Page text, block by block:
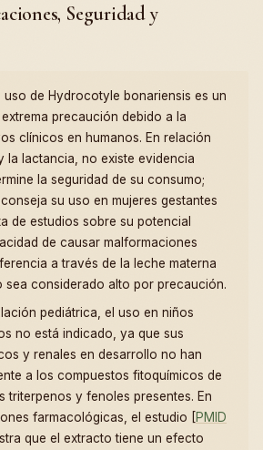
Seguridad y
uso de Hydrocotyle bonariensis es un
precaución debido a la
clínicos en humanos. En relación
la lactancia, no existe evidencia
la seguridad de su consumo;
su uso en mujeres gestantes
de estudios sobre su potencial
de causar malformaciones
a través de la leche materna
sea considerado alto por precaución.
pediátrica, el uso en niños
no está indicado, ya que sus
y renales en desarrollo no han
a los compuestos fitoquímicos de
triterpenos y fenoles presentes. En
farmacológicas, el estudio [PMID
que el extracto tiene un efecto